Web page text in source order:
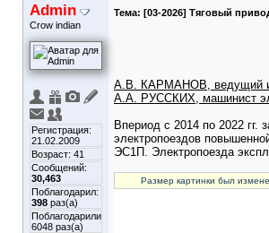
Admin
Crow indian
Регистрация:
21.02.2009
Возраст: 41
Сообщений:
30,463
Поблагодарил:
398 раз(а)
Поблагодарили
6048 раз(а)
Тема: [03-2026] Тяговый
А.В. КАРМАНОВ, ведущий
А.А. РУССКИХ, машинист
Впериод с 2014 по 2022
электропоездов
ЭС1П. Электропоезда
Размер картинки был